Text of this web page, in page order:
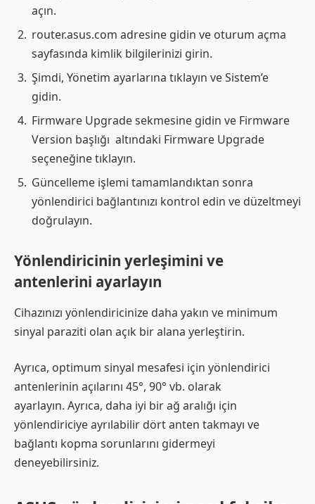
açın.
router.asus.com adresine gidin ve oturum açma
sayfasında kimlik bilgilerinizi girin.
Şimdi, Yönetim ayarlarına tıklayın ve Sistem’e
gidin.
Firmware Upgrade sekmesine gidin ve Firmware
Version başlığı altındaki Firmware Upgrade
seçeneğine tıklayın.
Güncelleme işlemi tamamlandıktan sonra
yönlendirici bağlantınızı kontrol edin ve düzeltmeyi
doğrulayın.
Yönlendiricinin yerleşimini ve
antenlerini ayarlayın
Cihazınızı yönlendiricinize daha yakın ve minimum
sinyal paraziti olan açık bir alana yerleştirin.
Ayrıca, optimum sinyal mesafesi için yönlendirici
antenlerinin açılarını 45°, 90° vb. olarak
ayarlayın. Ayrıca, daha iyi bir ağ aralığı için
yönlendiriciye ayrılabilir dört anten takmayı ve
bağlantı kopma sorunlarını gidermeyi
deneyebilirsiniz.